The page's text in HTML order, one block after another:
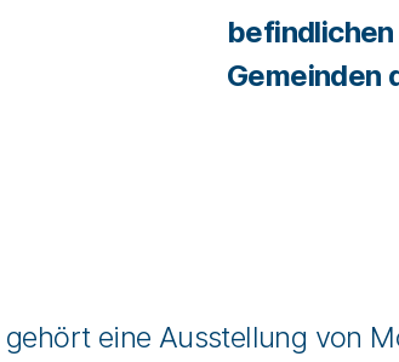
Gemeinden
gehört eine Ausstellung von